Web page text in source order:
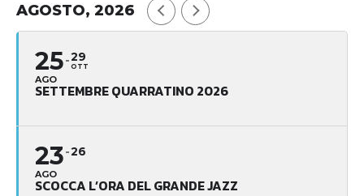
AGOSTO, 2026
25
AGO
29
OTT
SETTEMBRE QUARRATINO 2026
23
AGO
26
SCOCCA L’ORA DEL GRANDE JAZZ